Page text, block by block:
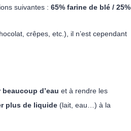
suivantes : 65% farine de blé / 25%
crêpes, etc.), il n’est cependant
d’eau et à rendre les
plus de liquide (lait, eau…) à la